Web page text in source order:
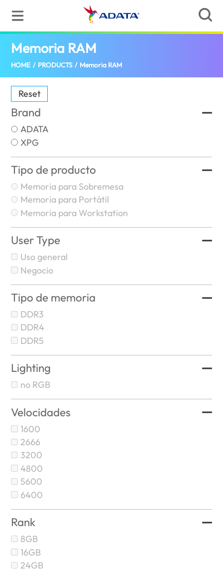
Memoria RAM
HOME / PRODUCTS / Memoria RAM
Reset
Brand
ADATA
XPG
Tipo de producto
Memoria para Sobremesa
Memoria para Portátil
Memoria para Workstation
User Type
Uso general
Negocio
Tipo de memoria
DDR3
DDR4
DDR5
Lighting
no RGB
Velocidades
1600
2666
3200
4800
5600
6400
Rank
8GB
16GB
24GB